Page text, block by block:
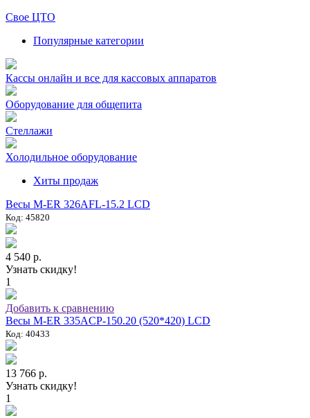
Свое ЦТО
Популярные категории
Кассы онлайн и все для кассовых аппаратов
Оборудование для общепита
Стеллажи
Холодильное оборудование
Хиты продаж
Весы M-ER 326AFL-15.2 LCD
Код: 45820
4 540 р.
Узнать скидку!
1
Добавить к сравнению
Весы M-ER 335ACP-150.20 (520*420) LCD
Код: 40433
13 766 р.
Узнать скидку!
1